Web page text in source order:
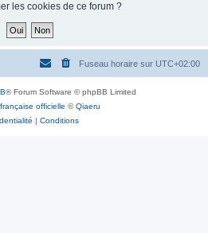
les cookies de ce forum ?
Fuseau horaire sur UTC+02:00
® Forum Software © phpBB Limited
officielle ©Qiaeru
| Conditions